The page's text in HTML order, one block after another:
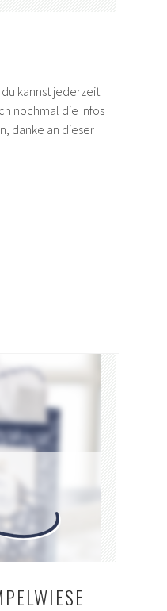
kannst jederzeit
nochmal die Infos
danke an dieser